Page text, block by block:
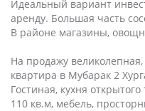
Идеальный вариант
аренду. Большая часть
В районе магазины,
На продажу
квартира в Мубарак 2
Гостиная, кухня
110 кв.м, мебель,